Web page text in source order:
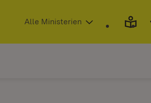
(Öffnet in neuem Fenster)
Alle Ministerien